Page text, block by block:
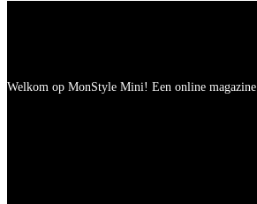
Welkom op MonStyle Mini! Een online